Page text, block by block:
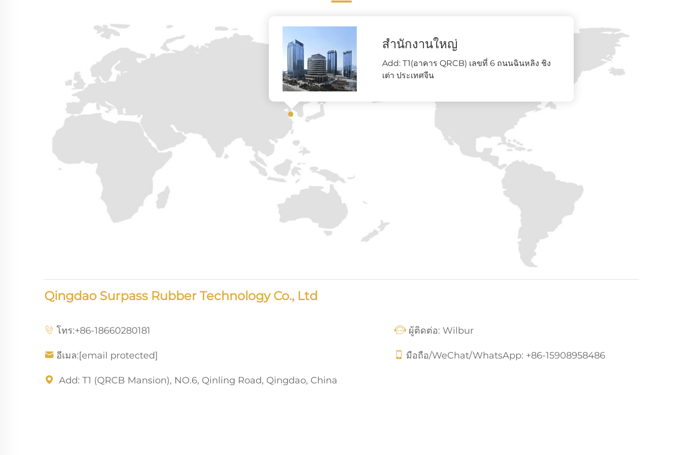
สำนักงานใหญ่
Add: T1(อาคาร QRCB) เลขที่ 6 ถนนฉินหลิง ชิง
เต่า ประเทศจีน
Qingdao Surpass Rubber Technology Co., Ltd
โทร:+86-18660280181 ผู้ติดต่อ: Wilbur
อีเมล:[email protected] มือถือ/WeChat/WhatsApp: +86-15908958486
Add: T1 (QRCB Mansion), NO.6, Qinling Road, Qingdao, China